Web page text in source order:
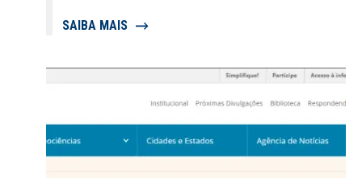
SAIBA MAIS